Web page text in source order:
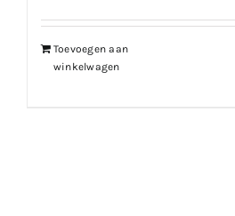
Toevoegen aan
winkelwagen